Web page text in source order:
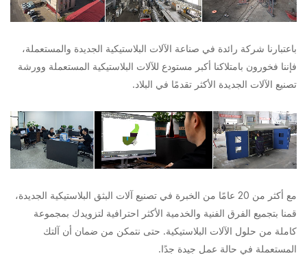
باعتبارنا شركة رائدة في صناعة الآلات البلاستيكية الجديدة والمستعملة،
فإننا فخورون بامتلاكنا أكبر مستودع للآلات البلاستيكية المستعملة وورشة
تصنيع الآلات الجديدة الأكثر تقدمًا في البلاد.
مع أكثر من 20 عامًا من الخبرة في تصنيع آلات البثق البلاستيكية الجديدة،
قمنا بتجميع الفرق الفنية والخدمية الأكثر احترافية لتزويدك بمجموعة
كاملة من حلول الآلات البلاستيكية. حتى نتمكن من ضمان أن آلتك
المستعملة في حالة عمل جيدة جدًا.